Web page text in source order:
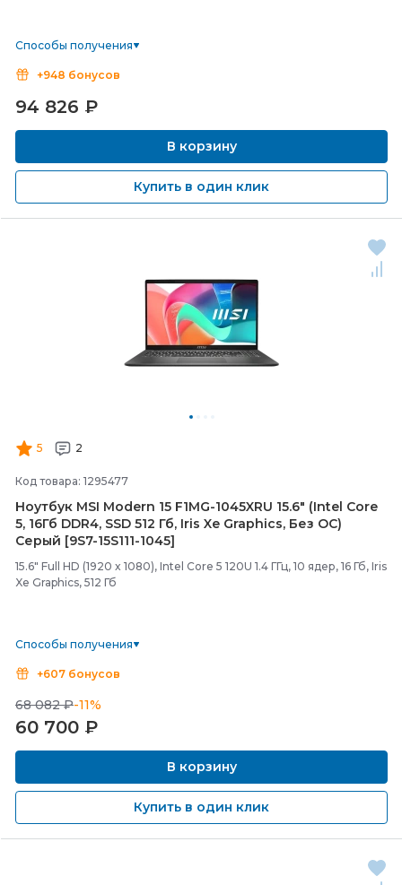
Способы получения
+948 бонусов
94 826 ₽
В корзину
Купить в один клик
5 2
Код товара: 1295477
Ноутбук MSI Modern 15 F1MG-1045XRU 15.6" (Intel Core
5, 16Гб DDR4, SSD 512 Гб, Iris Xe Graphics, Без ОС)
Серый [9S7-15S111-1045]
15.6" Full HD (1920 x 1080), Intel Core 5 120U 1.4 ГГц, 10 ядер, 16 Гб, Iris
Xe Graphics, 512 Гб
Способы получения
+607 бонусов
68 082 ₽-11%
60 700 ₽
В корзину
Купить в один клик